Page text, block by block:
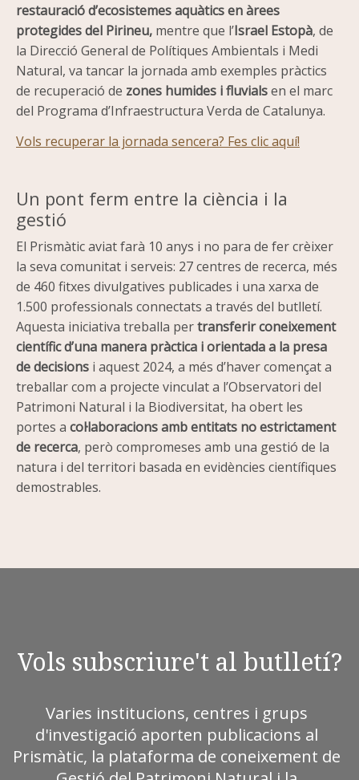
restauració d’ecosistemes aquàtics en àrees
protegides del Pirineu, mentre que l’Israel Estopà, de
la Direcció General de Polítiques Ambientals i Medi
Natural, va tancar la jornada amb exemples pràctics
de recuperació de zones humides i fluvialsen el marc
del Programa d’Infraestructura Verda de Catalunya.
Vols recuperar la jornada sencera? Fes clic aquí!
Un pont ferm entre la ciència i la
gestió
El Prismàtic aviat farà 10 anys i no para de fer crèixer
la seva comunitat i serveis: 27 centres de recerca, més
de 460 fitxes divulgatives publicades i una xarxa de
1.500 professionals connectats a través del butlletí.
Aquesta iniciativa treballa pertransferir coneixement
científic d’una manera pràctica i orientada a la presa
de decisions i aquest 2024, a més d’haver començat a
treballar com a projecte vinculat a l’Observatori del
Patrimoni Natural i la Biodiversitat, ha obert les
portes a col·laboracions amb entitats no estrictament
de recerca, però compromeses amb una gestió de la
natura i del territori basada en evidències científiques
demostrables.
Vols subscriure't al butlletí?
Varies institucions, centres i grups
d'investigació aporten publicacions al
Prismàtic, la plataforma de coneixement de